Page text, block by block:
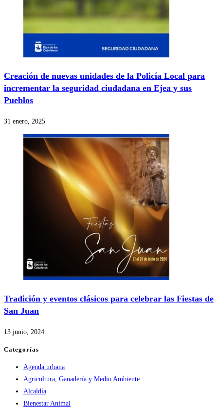
Creación de nuevas unidades de la Policía Local para
incrementar la seguridad ciudadana en Ejea y sus
Pueblos
31 enero, 2025
Tradición y eventos clásicos para celebrar las Fiestas de
San Juan
13 junio, 2024
Categorías
Agenda urbana
Agricultura, Ganadería y Medio Ambiente
Alcaldía
Bienestar Animal